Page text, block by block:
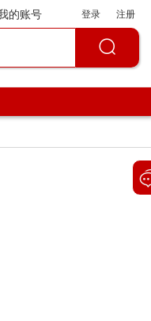
注册
登录
的账号